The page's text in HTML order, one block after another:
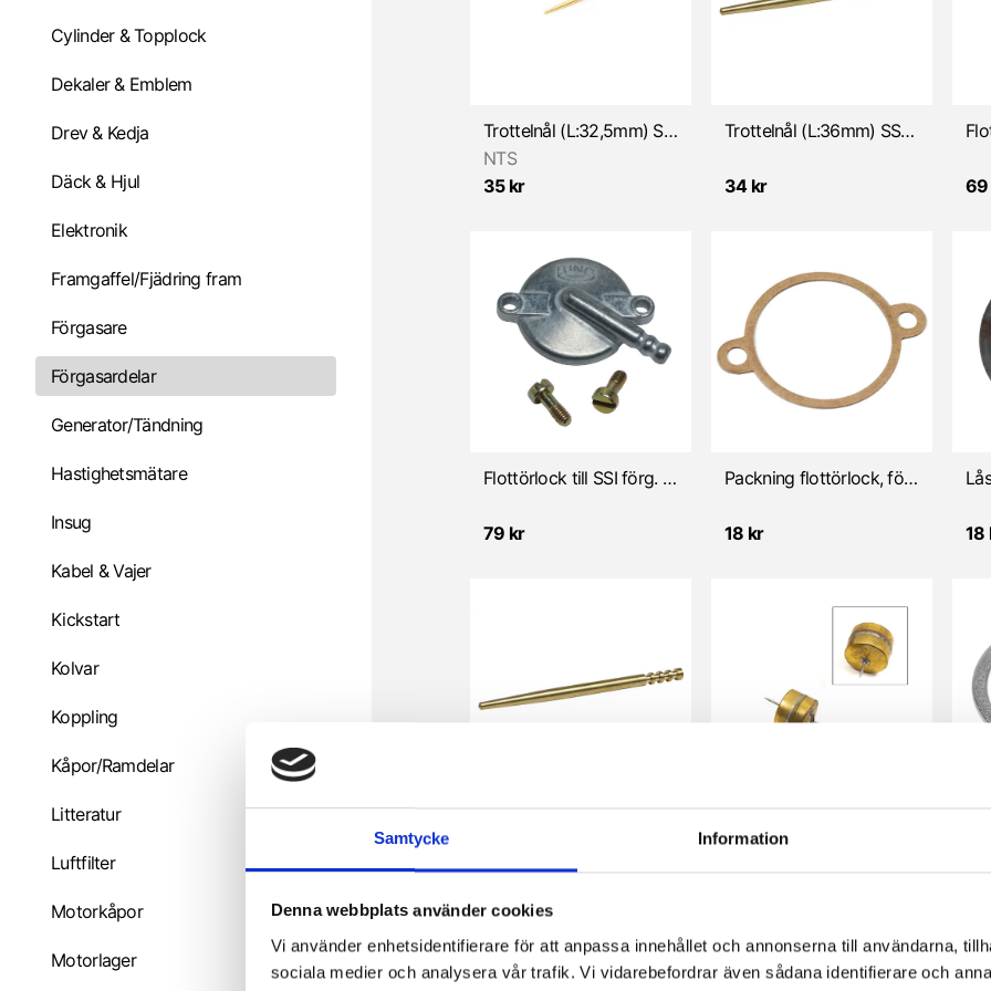
Samtycke Information
Denna webbplats använder cookies
Vi använder enhetsidentifierare för att anpassa innehållet och annonserna till användarna,
sociala medier och analysera vår trafik. Vi vidarebefordrar även sådana identifierare och
Cylinder & Topplock
Dekaler & Emblem
Drev & Kedja
Däck & Hjul
Elektronik
Framgaffel/Fjädring fram
Förgasare
Förgasardelar
Generator/Tändning
Hastighetsmätare
Insug
Kabel & Vajer
Kickstart
Kolvar
Koppling
Kåpor/Ramdelar
Litteratur
Luftfilter
Motorkåpor
Motorlager
Trottelnål (L:32,5mm) SSE/SSB/SRC/SSD/SSF/SSG/SSN förg.
NTS
35 kr
Trottelnål (L:36mm) SSB 17mm/SRE/SRF 14-15mm/SSI
34 kr 69
Flottörlock till SSI förg. (Zündapp)
79 kr
Packning flottörlock, för SSI-Förgasare
18 kr 18